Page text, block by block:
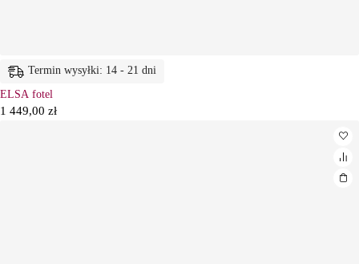
Termin wysyłki: 14 - 21 dni
ELSA fotel
1 449,00 zł